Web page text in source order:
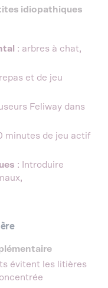
idiopathiques
: arbres à chat,
et de jeu
Feliway dans
minutes de jeu actif
: Introduire
évitent les litières